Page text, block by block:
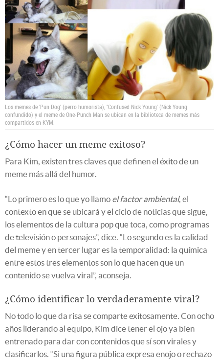
Los memes de 'Pun Dog' (perro humorista), "Confused Nick Young' (Nick Young
confundido) y el meme de One-Punch Man se ubican en la biblioteca de memes más
compartidos en KYM.
¿Cómo hacer un meme exitoso?
Para Kim, existen tres claves que definen el éxito de un
meme más allá del humor.
“Lo primero es lo que yo llamo el factor ambiental, el
contexto en que se ubicará y el ciclo de noticias que sigue,
los elementos de la cultura pop que toca, como programas
de televisión o personajes”, dice. “Lo segundo es la calidad
del meme y en tercer lugar es la temporalidad: la química
entre estos tres elementos son lo que hacen que un
contenido se vuelva viral”, aconseja.
¿Cómo identificar lo verdaderamente viral?
No todo lo que da risa se comparte exitosamente. Con ocho
años liderando al equipo, Kim dice tener el ojo ya bien
entrenado para dar con contenidos que sí son virales y
clasificarlos. “Si una figura pública expresa enojo o rechazo